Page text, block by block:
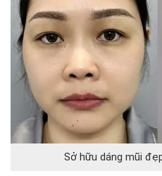
Sở hữu dáng mũi